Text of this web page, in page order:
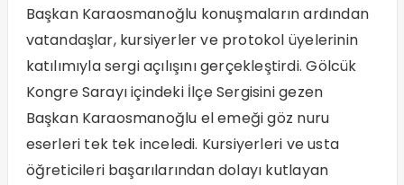
Başkan Karaosmanoğlu konuşmaların ardından
vatandaşlar, kursiyerler ve protokol üyelerinin
katılımıyla sergi açılışını gerçekleştirdi. Gölcük
Kongre Sarayı içindeki İlçe Sergisini gezen
Başkan Karaosmanoğlu el emeği göz nuru
eserleri tek tek inceledi. Kursiyerleri ve usta
öğreticileri başarılarından dolayı kutlayan